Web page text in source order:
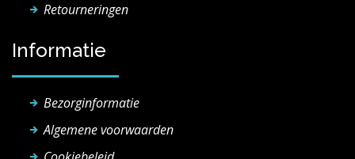
Retourneringen
Informatie
Bezorginformatie
Algemene voorwaarden